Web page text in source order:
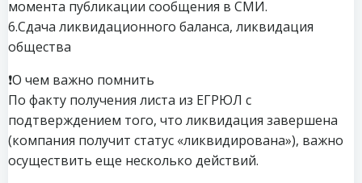
момента публикации сообщения в СМИ.
6.Сдача ликвидационного баланса, ликвидация
общества
❗️О чем важно помнить
По факту получения листа из ЕГРЮЛ с
подтверждением того, что ликвидация завершена
(компания получит статус «ликвидирована»), важно
осуществить еще несколько действий.